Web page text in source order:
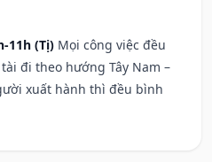
11h (Tị) Mọi công việc đều
đi theo hướng Tây Nam –
xuất hành thì đều bình